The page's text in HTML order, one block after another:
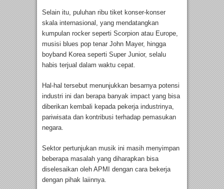
Selain itu, puluhan ribu tiket konser-konser
skala internasional, yang mendatangkan
kumpulan rocker seperti Scorpion atau Europe,
musisi blues pop tenar John Mayer, hingga
boyband Korea seperti Super Junior, selalu
habis terjual dalam waktu cepat.
Hal-hal tersebut menunjukkan besarnya potensi
industri ini dan berapa banyak impact yang bisa
diberikan kembali kepada pekerja industrinya,
pariwisata dan kontribusi terhadap pemasukan
negara.
Sektor pertunjukan musik ini masih menyimpan
beberapa masalah yang diharapkan bisa
diselesaikan oleh APMI dengan cara bekerja
dengan pihak laiinnya.